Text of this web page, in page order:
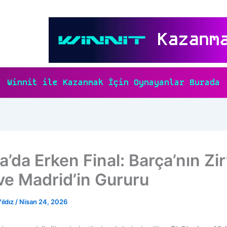
Winnit ile Kazanmak İçin Oynayanlar Burada
Erken Final: Barça’nın
Madrid’in Gururu
/ Nisan 24, 2026